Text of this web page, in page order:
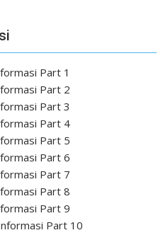
Part 1
Part 2
Part 3
Part 4
Part 5
Part 6
Part 7
Part 8
Part 9
Part 10